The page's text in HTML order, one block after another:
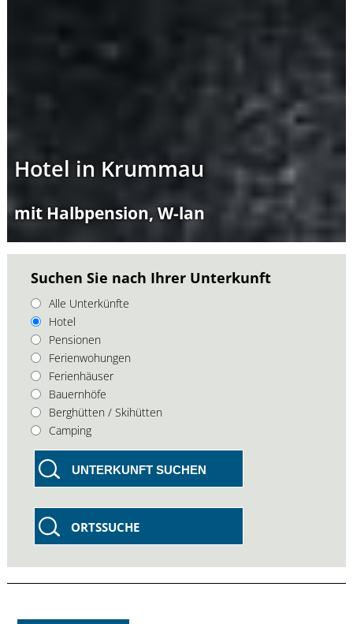
Hotel in Krummau
mit Halbpension, W-lan
Suchen Sie nach Ihrer Unterkunft
Alle Unterkünfte
Hotel
Pensionen
Ferienwohungen
Ferienhäuser
Bauernhöfe
Berghütten / Skihütten
Camping
UNTERKUNFT SUCHEN
ORTSSUCHE